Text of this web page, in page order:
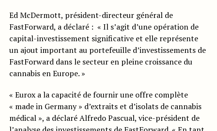
Ed McDermott, président-directeur général de
FastForward, a déclaré : « Il s’agit d’une opération de
capital-investissement significative et elle représente
un ajout important au portefeuille d’investissements de
FastForward dans le secteur en pleine croissance du
cannabis en Europe. »
« Eurox a la capacité de fournir une offre complète
« made in Germany » d’extraits et d’isolats de cannabis
médical », a déclaré Alfredo Pascual, vice-président de